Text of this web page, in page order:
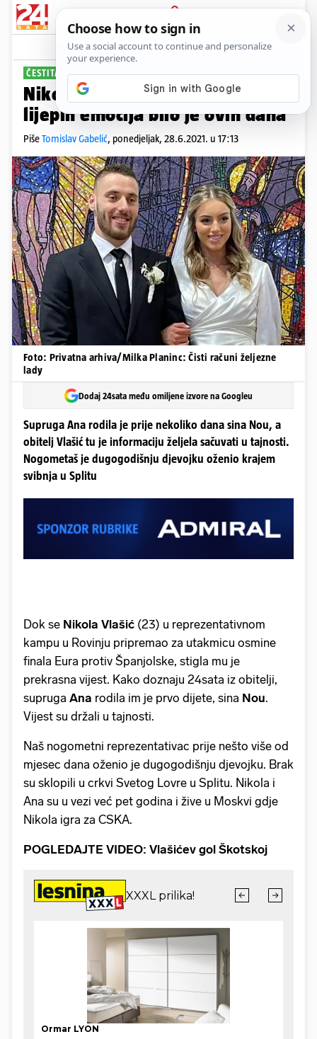
PRIJAVA
Sport Komentari
ČESTITAMO!
Nikola Vlašić postao otac: Puno
lijepih emocija bilo je ovih dana
PišeTomislav Gabelić, ponedjeljak, 28.6.2021. u 17:13
Foto: Privatna arhiva/Milka Planinc: Čisti računi željezne
lady
Dodaj 24sata među omiljene izvore na Googleu
Supruga Ana rodila je prije nekoliko dana sina Nou, a
obitelj Vlašić tu je informaciju željela sačuvati u tajnosti.
Nogometaš je dugogodišnju djevojku oženio krajem
svibnja u Splitu
Dok se Nikola Vlašić (23) u reprezentativnom
kampu u Rovinju pripremao za utakmicu osmine
finala Eura protiv Španjolske, stigla mu je
prekrasna vijest. Kako doznaju 24sata iz obitelji,
supruga Ana rodila im je prvo dijete, sina Nou.
Vijest su držali u tajnosti.
Naš nogometni reprezentativac prije nešto više od
mjesec dana oženio je dugogodišnju djevojku. Brak
su sklopili u crkvi Svetog Lovre u Splitu. Nikola i
Ana su u vezi već pet godina i žive u Moskvi gdje
Nikola igra za CSKA.
POGLEDAJTE VIDEO: Vlašićev gol Škotskoj